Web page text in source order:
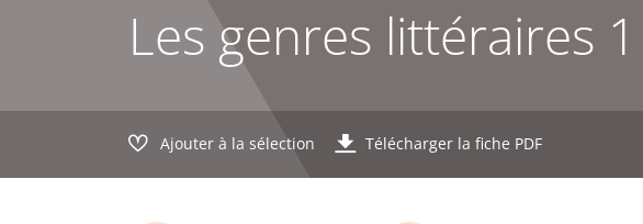
Les genres littéraires
Ajouter à la sélection Télécharger la fiche PDF